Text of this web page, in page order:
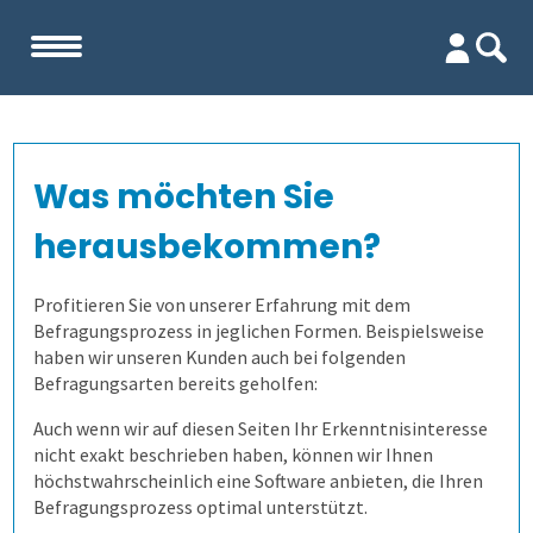
Unternehmen
Firma
Referenzen
Wofür ist es gut?
Kursevaluation
Auswertungen direkt abrufen
Wie finden wir die Antworten?
Prüfungen
1. Aufgaben verwalten
Befragung mit QuestorPro
Was möchten Sie
herausbekommen?
Profitieren Sie von unserer Erfahrung mit dem
Befragungsprozess in jeglichen Formen. Beispielsweise
haben wir unseren Kunden auch bei folgenden
Befragungsarten bereits geholfen:
Auch wenn wir auf diesen Seiten Ihr Erkenntnisinteresse
nicht exakt beschrieben haben, können wir Ihnen
höchstwahrscheinlich eine Software anbieten, die Ihren
Befragungsprozess optimal unterstützt.